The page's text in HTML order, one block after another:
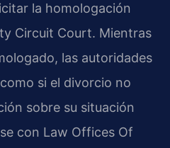
la homologación
Circuit Court. Mientras
las autoridades
si el divorcio no
sobre su situación
con Law Offices Of